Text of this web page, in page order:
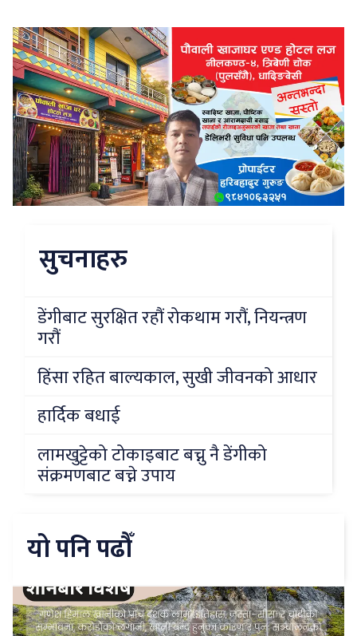
सुचनाहरु
डेंगीबाट सुरक्षित रहौं रोकथाम गरौं, नियन्त्रण
गरौं
हिंसा रहित बाल्यकाल, सुखी जीवनको आधार
हार्दिक बधाई
लामखुट्टेको टोकाइबाट बच्नु नै डेंगीको
संक्रमणबाट बच्ने उपाय
यो पनि पढौँ